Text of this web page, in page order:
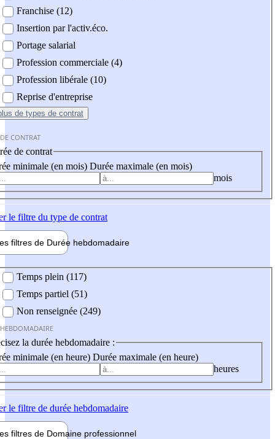
Franchise (12)
Insertion par l'activ.éco.
Portage salarial
Profession commerciale (4)
Profession libérale (10)
Reprise d'entreprise
de types de contrat
CONTRAT
de contrat
minimale (en mois) Durée maximale (en mois)
mois
le filtre du type de contrat
filtres de Durée hebdomadaire
Temps plein (117)
Temps partiel (51)
Non renseignée (249)
la durée hebdomadaire :
minimale (en heure) Durée maximale (en heure)
heures
le filtre de durée hebdomadaire
filtres de Domaine professionnel